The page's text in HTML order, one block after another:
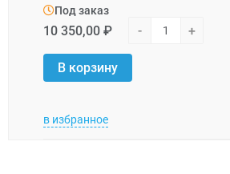
Под заказ
10 350,00 ₽ - +
В корзину
в избранное